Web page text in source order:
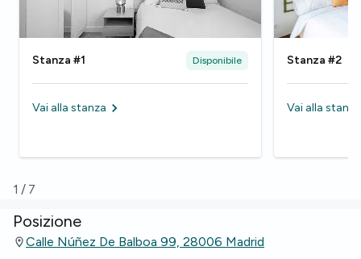
Stanza #1 Disponibile
Vai alla stanza
Stanza #2
Vai alla stanza
1/ 7
Posizione
Calle Núñez De Balboa 99, 28006 Madrid